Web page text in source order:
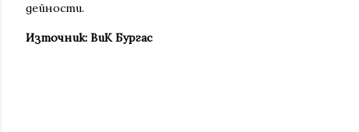
дейности.
Източник: ВиК Бургас